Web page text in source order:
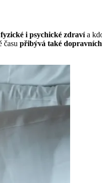
fyzické i psychické zdravía
času přibývá také